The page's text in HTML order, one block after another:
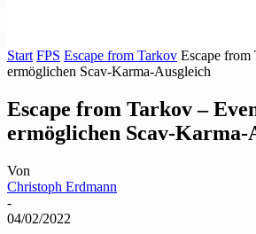
Start FPS Escape from Tarkov Escape from
ermöglichen Scav-Karma-Ausgleich
Escape from Tarkov –
ermöglichen Scav-Karma-
Von
Christoph Erdmann
-
04/02/2022